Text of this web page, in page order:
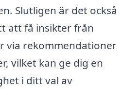
Slutligen är det också
att få insikter från
via rekommendationer
vilket kan ge dig en
i ditt val av